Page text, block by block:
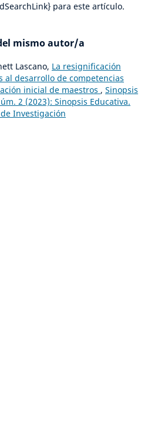
para este artículo.
mismo autor/a
Lascano, La resignificación
al desarrollo de competencias
inicial de maestros , Sinopsis
2 (2023): Sinopsis Educativa.
Investigación